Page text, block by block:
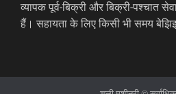
व्यापक पूर्व-बिक्री और बिक्री-पश्चात
हैं। सहायता के लिए किसी भी समय